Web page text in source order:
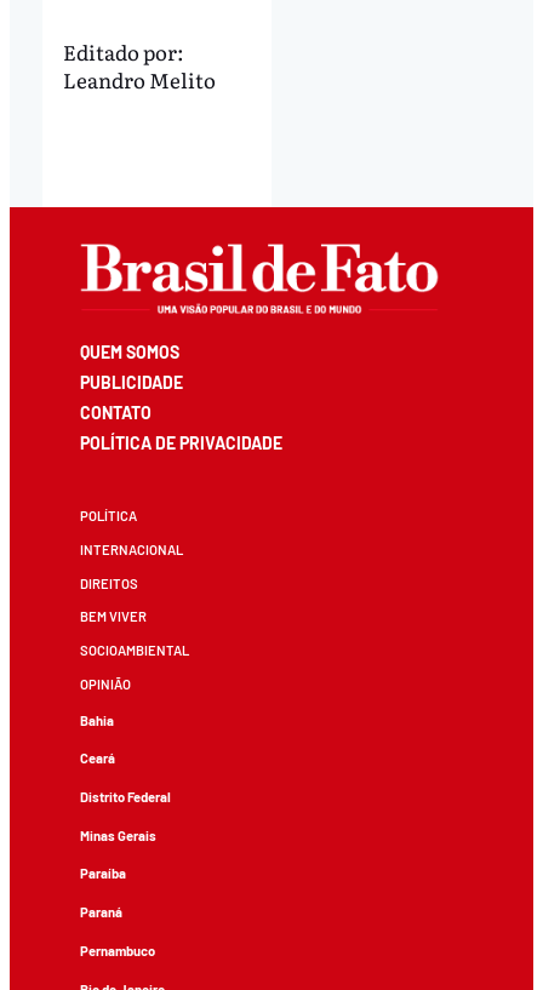
Editado por:
Leandro Melito
QUEM SOMOS
PUBLICIDADE
CONTATO
POLÍTICA DE PRIVACIDADE
POLÍTICA
INTERNACIONAL
DIREITOS
BEM VIVER
SOCIOAMBIENTAL
OPINIÃO
Bahia
Ceará
Distrito Federal
Minas Gerais
Paraíba
Paraná
Pernambuco